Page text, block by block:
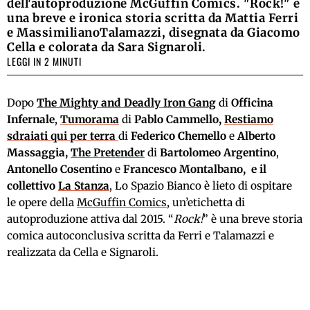
dell'autoproduzione McGuffin Comics. "Rock!" è
una breve e ironica storia scritta da Mattia Ferri
e MassimilianoTalamazzi, disegnata da Giacomo
Cella e colorata da Sara Signaroli.
LEGGI IN 2 MINUTI
Dopo The Mighty and Deadly Iron Gang di Officina
Infernale, Tumorama di Pablo Cammello, Restiamo
sdraiati qui per terra di Federico Chemello eAlberto
Massaggia, The Pretender di Bartolomeo Argentino,
Antonello Cosentino e Francesco Montalbano, e il
collettivo La Stanza, Lo Spazio Bianco è lieto di ospitare
le opere della McGuffin Comics, un’etichetta di
autoproduzione attiva dal 2015. “Rock!” è una breve storia
comica autoconclusiva scritta da Ferri e Talamazzi e
realizzata da Cella e Signaroli.